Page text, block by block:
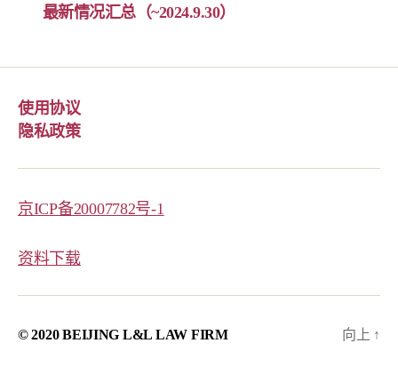
最新情况汇总（~2024.9.30）
使用协议
隐私政策
京ICP备20007782号-1
资料下载
© 2020 BEIJING L&L LAW FIRM 向上 ↑